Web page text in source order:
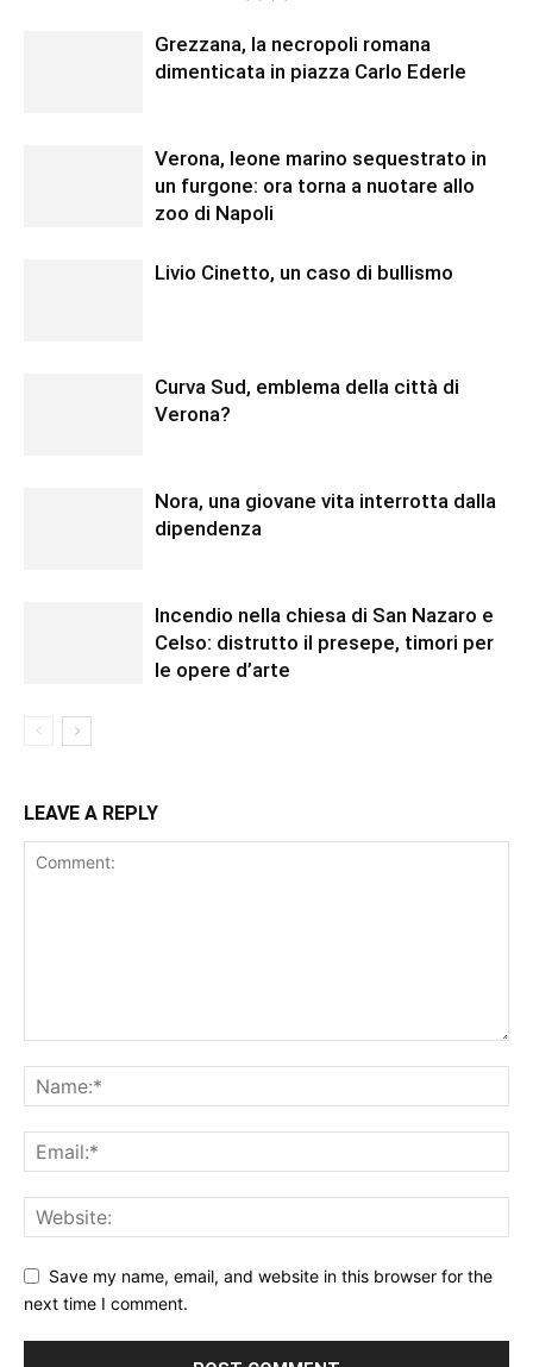
Grezzana, la necropoli romana
dimenticata in piazza Carlo Ederle
Verona, leone marino sequestrato in
un furgone: ora torna a nuotare allo
zoo di Napoli
Livio Cinetto, un caso di bullismo
Curva Sud, emblema della città di
Verona?
Nora, una giovane vita interrotta dalla
dipendenza
Incendio nella chiesa di San Nazaro e
Celso: distrutto il presepe, timori per
le opere d’arte
LEAVE A REPLY
Save my name, email, and website in this browser for the
next time I comment.